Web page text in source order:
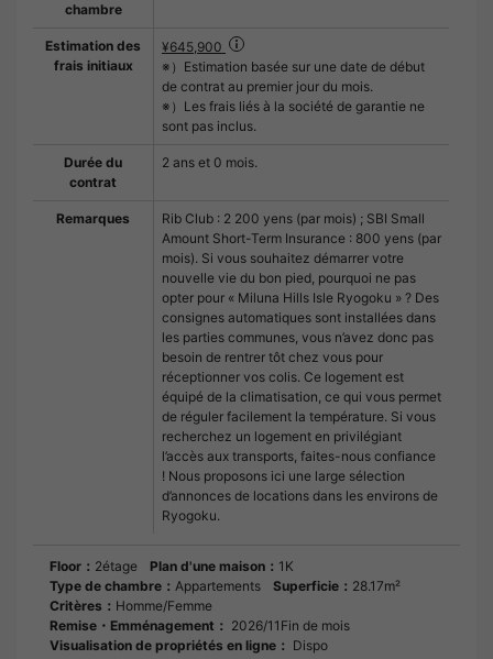
chambre
Estimation des
frais initiaux
¥645,900
※）Estimation basée sur une date de début
de contrat au premier jour du mois.
※）Les frais liés à la société de garantie ne
sont pas inclus.
Durée du
contrat
2 ans et 0 mois.
Remarques
Rib Club : 2 200 yens (par mois) ; SBI Small
Amount Short-Term Insurance : 800 yens (par
mois). Si vous souhaitez démarrer votre
nouvelle vie du bon pied, pourquoi ne pas
opter pour « Miluna Hills Isle Ryogoku » ? Des
consignes automatiques sont installées dans
les parties communes, vous n’avez donc pas
besoin de rentrer tôt chez vous pour
réceptionner vos colis. Ce logement est
équipé de la climatisation, ce qui vous permet
de réguler facilement la température. Si vous
recherchez un logement en privilégiant
l’accès aux transports, faites-nous confiance
! Nous proposons ici une large sélection
d’annonces de locations dans les environs de
Ryogoku.
Floor： 2étage Plan d'une maison： 1K
Type de chambre： Appartements Superficie： 28.17m²
Critères： Homme/Femme
Remise・Emménagement： 2026/11Fin de mois
Visualisation de propriétés en ligne： Dispo